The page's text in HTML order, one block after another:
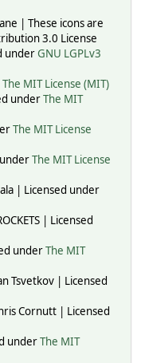
| These icons are
3.0 License
underGNU LGPLv3
The MIT License (MIT)
underThe MIT
The MIT License
The MIT License
| Licensed under
| Licensed
underThe MIT
Tsvetkov | Licensed
Cornutt | Licensed
underThe MIT